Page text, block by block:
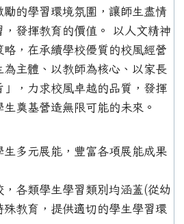
的學習環境氛圍，讓師生盡情
，發揮教育的價值。 以人文精神
略，在承續學校優質的校風經營
主體、以教師為核心、以家長
」，力求校風卓越的品質，發揮
奠基營造無限可能的未來。
多元展能，豐富各項展能成果
各類學生學習類別均涵蓋(從幼
殊教育，提供適切的學生學習環